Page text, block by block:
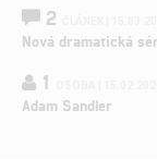
2
Nová dramatická
1
Adam Sandler